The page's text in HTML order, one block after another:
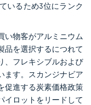
いるため3位にランク
い物客がアルミニウム
品を選択するにつれて
、フレキシブルおよび
ます。スカンジナビア
促進する炭素価格政策
イロットをリードして